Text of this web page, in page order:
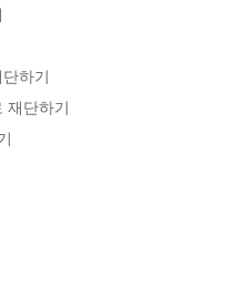
단하기
재단하기